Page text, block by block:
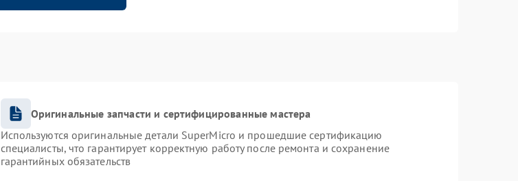
Оригинальные запчасти и сертифицированные мастера
Используются оригинальные детали SuperMicro и прошедшие сертификацию
специалисты, что гарантирует корректную работу после ремонта и сохранение
гарантийных обязательств